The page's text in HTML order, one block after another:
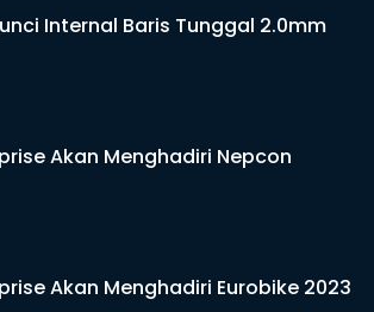
Internal Baris Tunggal 2.0mm
Akan Menghadiri Nepcon
Akan Menghadiri Eurobike 2023